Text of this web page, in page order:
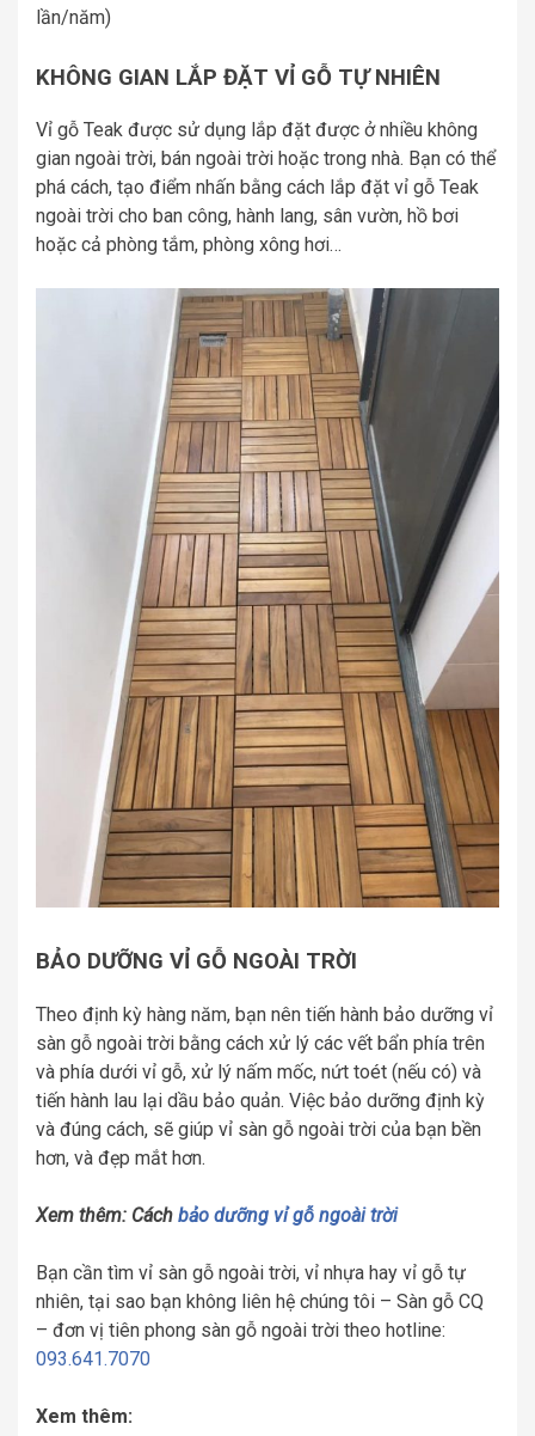
lần/năm)
KHÔNG GIAN LẮP ĐẶT VỈ GỖ TỰ NHIÊN
Vỉ gỗ Teak được sử dụng lắp đặt được ở nhiều không
gian ngoài trời, bán ngoài trời hoặc trong nhà. Bạn có thể
phá cách, tạo điểm nhấn bằng cách lắp đặt vỉ gỗ Teak
ngoài trời cho ban công, hành lang, sân vườn, hồ bơi
hoặc cả phòng tắm, phòng xông hơi…
BẢO DƯỠNG VỈ GỖ NGOÀI TRỜI
Theo định kỳ hàng năm, bạn nên tiến hành bảo dưỡng vỉ
sàn gỗ ngoài trời bằng cách xử lý các vết bẩn phía trên
và phía dưới vỉ gỗ, xử lý nấm mốc, nứt toét (nếu có) và
tiến hành lau lại dầu bảo quản. Việc bảo dưỡng định kỳ
và đúng cách, sẽ giúp vỉ sàn gỗ ngoài trời của bạn bền
hơn, và đẹp mắt hơn.
Xem thêm: Cách bảo dưỡng vỉ gỗ ngoài trời
Bạn cần tìm vỉ sàn gỗ ngoài trời, vỉ nhựa hay vỉ gỗ tự
nhiên, tại sao bạn không liên hệ chúng tôi – Sàn gỗ CQ
– đơn vị tiên phong sàn gỗ ngoài trời theo hotline:
093.641.7070
Xem thêm: